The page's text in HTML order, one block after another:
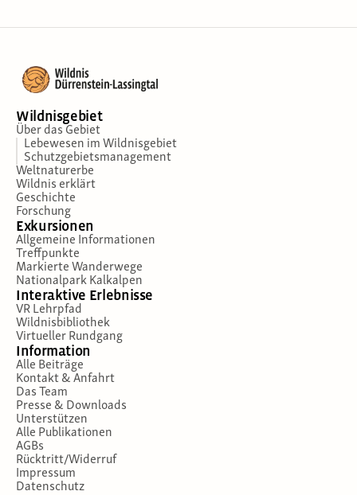
Wildnisgebiet
Über das Gebiet
Lebewesen im Wildnisgebiet
Schutzgebietsmanagement
Weltnaturerbe
Wildnis erklärt
Geschichte
Forschung
Exkursionen
Allgemeine Informationen
Treffpunkte
Markierte Wanderwege
Nationalpark Kalkalpen
Interaktive Erlebnisse
VR Lehrpfad
Wildnisbibliothek
Virtueller Rundgang
Information
Alle Beiträge
Kontakt & Anfahrt
Das Team
Presse & Downloads
Unterstützen
Alle Publikationen
AGBs
Rücktritt/Widerruf
Impressum
Datenschutz